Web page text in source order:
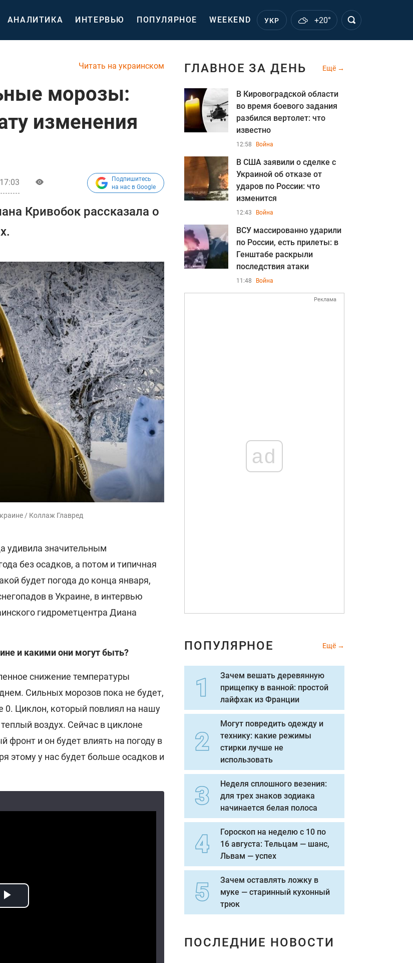
АНАЛИТИКА ИНТЕРВЬЮ ПОПУЛЯРНОЕ WEEKEND УКР +20°
Читать на украинском
морозы:
изменения
Подпишитесь
на нас в Google
Кривобок рассказала о
/ Коллаж Главред
удивила значительным
без осадков, а потом и типичная
будет погода до конца января,
в Украине, в интервью
гидрометцентра Диана
и какими они могут быть?
снижение температуры
Сильных морозов пока не будет,
0. Циклон, который повлиял на нашу
воздух. Сейчас в циклоне
и он будет влиять на погоду в
этому у нас будет больше осадков и
ГЛАВНОЕ ЗА ДЕНЬ Ещё
В Кировоградской области
во время боевого задания
разбился вертолет: что
известно
12:58 Война
В США заявили о сделке с
Украиной об отказе от
ударов по России: что
изменится
12:43 Война
ВСУ массированно ударили
по России, есть прилеты: в
Генштабе раскрыли
последствия атаки
11:48 Война
Реклама
ad
ПОПУЛЯРНОЕ Ещё
Зачем вешать деревянную
прищепку в ванной: простой
лайфхак из Франции
Могут повредить одежду и
технику: какие режимы
стирки лучше не
использовать
Неделя сплошного везения:
для трех знаков зодиака
начинается белая полоса
Гороскоп на неделю с 10 по
16 августа: Тельцам — шанс,
Львам — успех
Зачем оставлять ложку в
муке — старинный кухонный
трюк
ПОСЛЕДНИЕ НОВОСТИ